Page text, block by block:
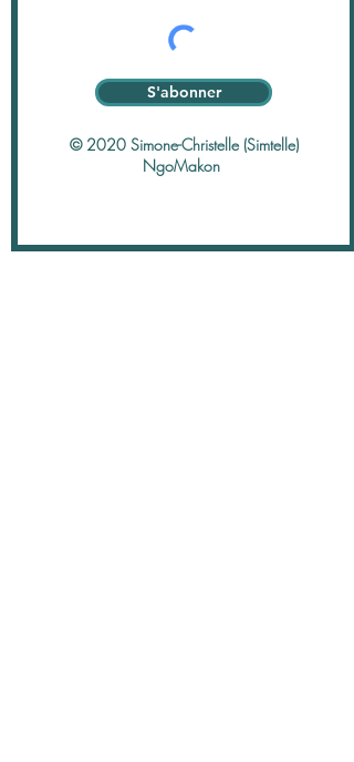
S'abonner
© 2020 Simone-Christelle (Simtelle)
NgoMakon